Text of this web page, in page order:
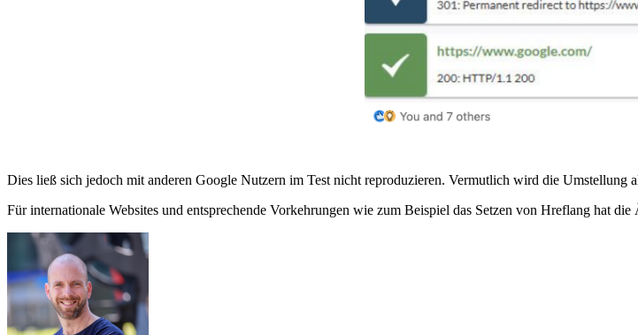
Dies ließ sich jedoch mit anderen Google Nutzern im Test nicht reproduzieren. Vermutlich wird die Umstellung
Für internationale Websites und entsprechende Vorkehrungen wie zum Beispiel das Setzen von Hreflang hat